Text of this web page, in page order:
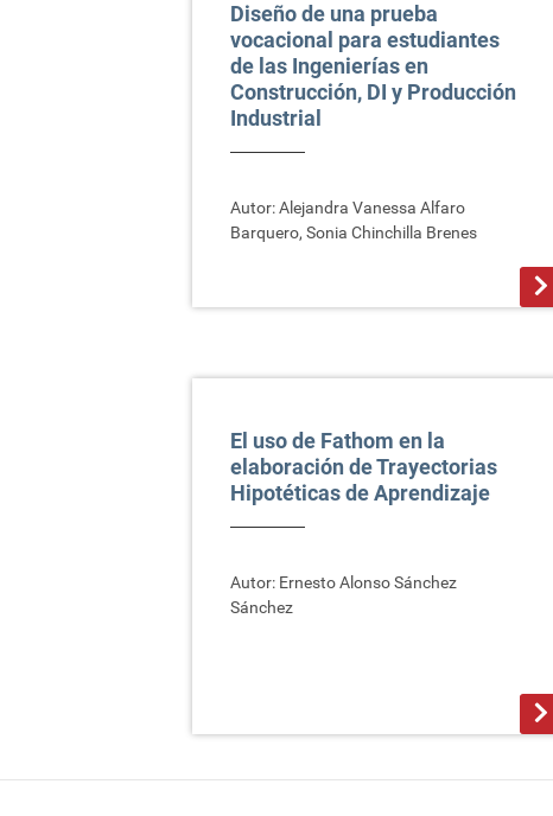
Diseño de una prueba
vocacional para estudiantes
de las Ingenierías en
Construcción, DI y Producción
Industrial
Autor: Alejandra Vanessa Alfaro
Barquero, Sonia Chinchilla Brenes
El uso de Fathom en la
elaboración de Trayectorias
Hipotéticas de Aprendizaje
Autor: Ernesto Alonso Sánchez
Sánchez